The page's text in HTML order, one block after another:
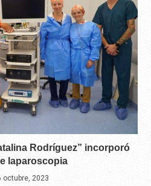
Rodríguez” incorporó
laparoscopia
octubre, 2023